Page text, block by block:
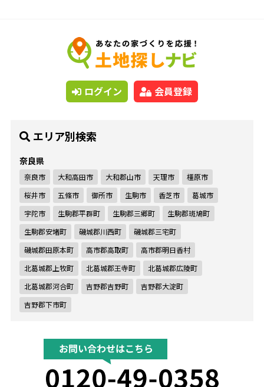
ログイン 会員登録
エリア別検索
奈良県
奈良市 大和高田市 大和郡山市 天理市
橿原市
桜井市
五條市 御所市 生駒市 香芝市
葛城市
宇陀市
生駒郡平群町 生駒郡三郷町
生駒郡斑鳩町
生駒郡安堵町
磯城郡川西町
磯城郡三宅町
磯城郡田原本町
高市郡高取町
高市郡明日香村
北葛城郡上牧町
北葛城郡王寺町
北葛城郡広陵町
北葛城郡河合町
吉野郡吉野町
吉野郡大淀町
吉野郡下市町